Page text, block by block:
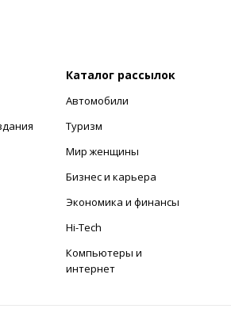
Каталог рассылок
Автомобили
Туризм
Мир женщины
Бизнес и карьера
Экономика и финансы
Hi-Tech
Компьютеры и
интернет